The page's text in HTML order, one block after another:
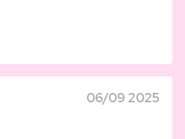
06/09 2025